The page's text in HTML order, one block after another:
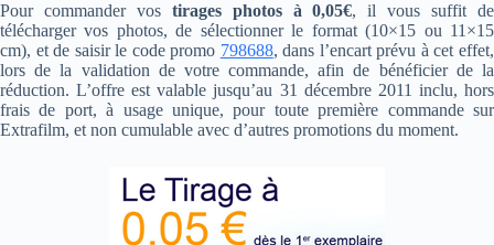
Pour commander vos tirages photos à 0,05€, il vous suffit de
télécharger vos photos, de sélectionner le format (10×15 ou 11×15
cm), et de saisir le code promo 798688, dans l’encart prévu à cet effet,
lors de la validation de votre commande, afin de bénéficier de la
réduction. L’offre est valable jusqu’au 31 décembre 2011 inclu, hors
frais de port, à usage unique, pour toute première commande sur
Extrafilm, et non cumulable avec d’autres promotions du moment.